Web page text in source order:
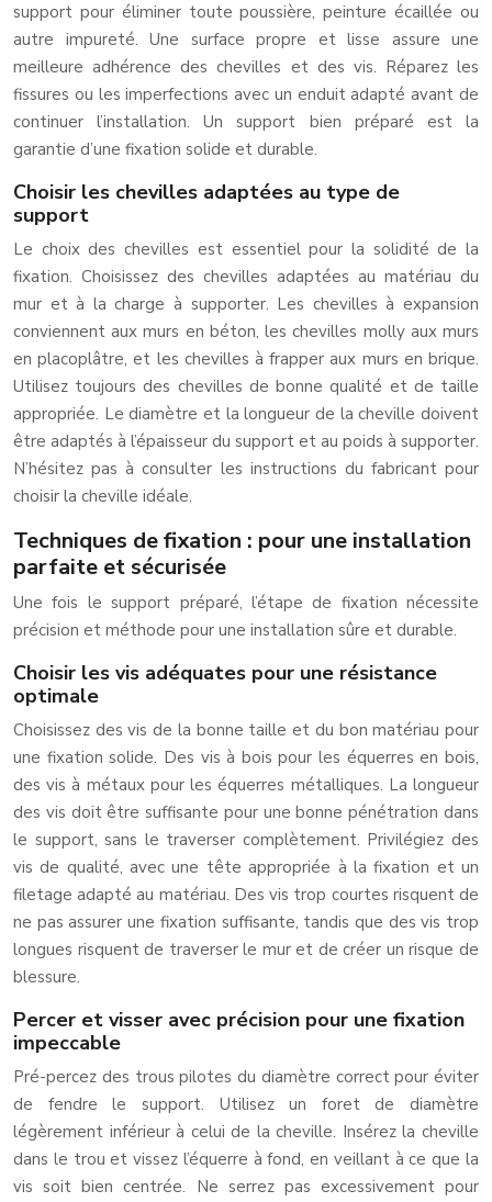
support pour éliminer toute poussière, peinture écaillée ou
autre impureté. Une surface propre et lisse assure une
meilleure adhérence des chevilles et des vis. Réparez les
fissures ou les imperfections avec un enduit adapté avant de
continuer l’installation. Un support bien préparé est la
garantie d’une fixation solide et durable.
Choisir les chevilles adaptées au type de
support
Le choix des chevilles est essentiel pour la solidité de la
fixation. Choisissez des chevilles adaptées au matériau du
mur et à la charge à supporter. Les chevilles à expansion
conviennent aux murs en béton, les chevilles molly aux murs
en placoplâtre, et les chevilles à frapper aux murs en brique.
Utilisez toujours des chevilles de bonne qualité et de taille
appropriée. Le diamètre et la longueur de la cheville doivent
être adaptés à l’épaisseur du support et au poids à supporter.
N’hésitez pas à consulter les instructions du fabricant pour
choisir la cheville idéale.
Techniques de fixation : pour une installation
parfaite et sécurisée
Une fois le support préparé, l’étape de fixation nécessite
précision et méthode pour une installation sûre et durable.
Choisir les vis adéquates pour une résistance
optimale
Choisissez des vis de la bonne taille et du bon matériau pour
une fixation solide. Des vis à bois pour les équerres en bois,
des vis à métaux pour les équerres métalliques. La longueur
des vis doit être suffisante pour une bonne pénétration dans
le support, sans le traverser complètement. Privilégiez des
vis de qualité, avec une tête appropriée à la fixation et un
filetage adapté au matériau. Des vis trop courtes risquent de
ne pas assurer une fixation suffisante, tandis que des vis trop
longues risquent de traverser le mur et de créer un risque de
blessure.
Percer et visser avec précision pour une fixation
impeccable
Pré-percez des trous pilotes du diamètre correct pour éviter
de fendre le support. Utilisez un foret de diamètre
légèrement inférieur à celui de la cheville. Insérez la cheville
dans le trou et vissez l’équerre à fond, en veillant à ce que la
vis soit bien centrée. Ne serrez pas excessivement pour